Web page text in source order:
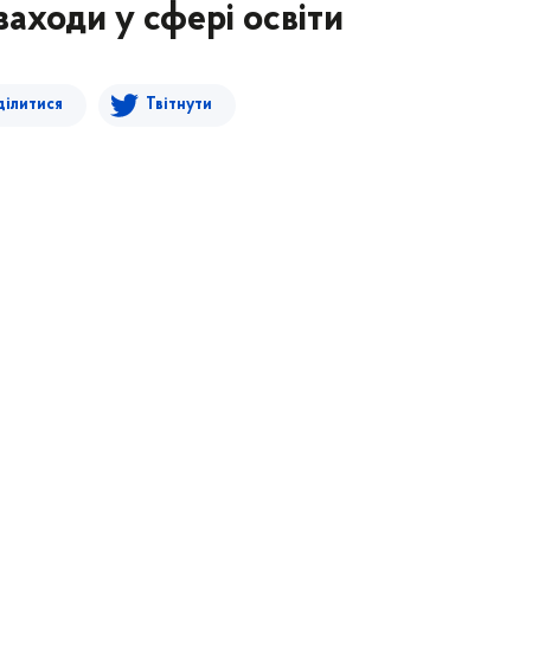
у сфері освіти
Твітнути